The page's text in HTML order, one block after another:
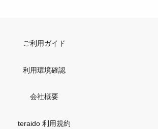
ご利用ガイド
利用環境確認
会社概要
teraido 利用規約